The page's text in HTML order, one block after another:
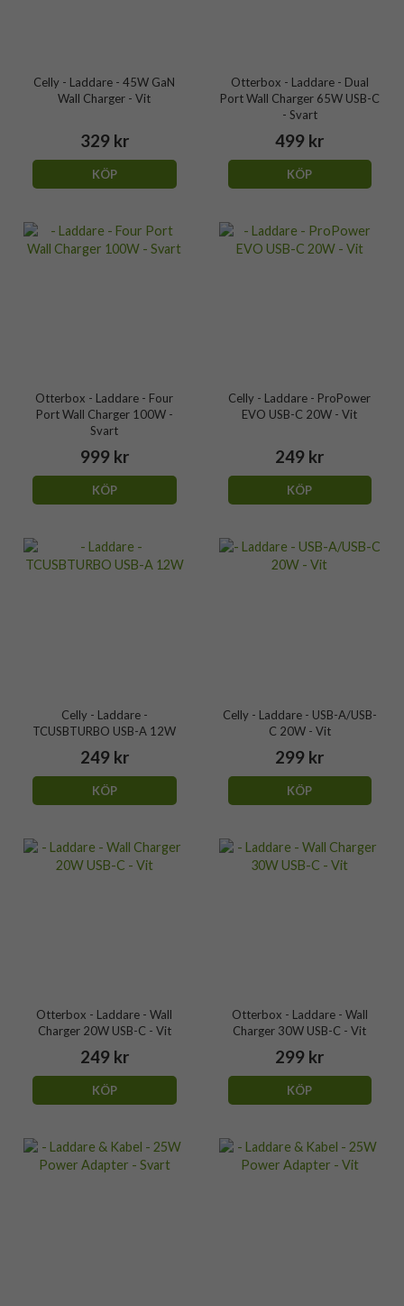
Celly - Laddare - 45W GaN
Wall Charger - Vit
329 kr
KÖP
Otterbox - Laddare - Dual
Port Wall Charger 65W USB-C
- Svart
499 kr
KÖP
Otterbox - Laddare - Four
Port Wall Charger 100W -
Svart
999 kr
KÖP
Celly - Laddare - ProPower
EVO USB-C 20W - Vit
249 kr
KÖP
Celly - Laddare -
TCUSBTURBO USB-A 12W
249 kr
KÖP
Celly - Laddare - USB-A/USB-
C 20W - Vit
299 kr
KÖP
Otterbox - Laddare - Wall
Charger 20W USB-C - Vit
249 kr
KÖP
Otterbox - Laddare - Wall
Charger 30W USB-C - Vit
299 kr
KÖP